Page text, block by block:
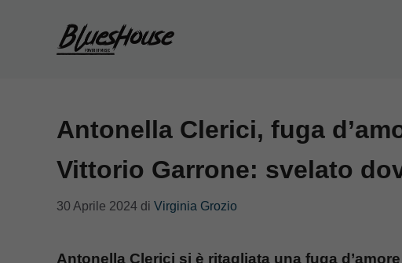
Antonella Clerici, fuga
Vittorio Garrone: svelato
30 Aprile 2024 di Virginia Grozio
Antonella Clerici si è ritagliata una fuga